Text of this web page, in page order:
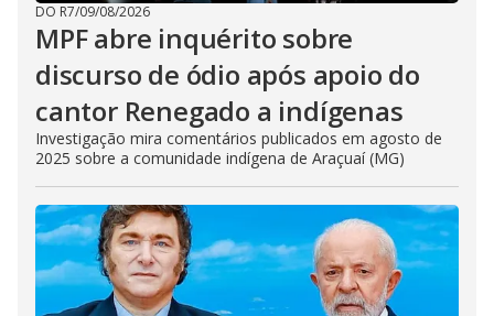
DO R7/09/08/2026
MPF abre inquérito sobre
discurso de ódio após apoio do
cantor Renegado a indígenas
Investigação mira comentários publicados em agosto de
2025 sobre a comunidade indígena de Araçuaí (MG)